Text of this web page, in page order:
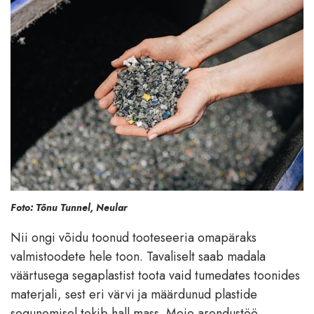
Foto: Tõnu Tunnel, Neular
Nii ongi võidu toonud tooteseeria omapäraks
valmistoodete hele toon. Tavaliselt saab madala
väärtusega segaplastist toota vaid tumedates toonides
materjali, sest eri värvi ja määrdunud plastide